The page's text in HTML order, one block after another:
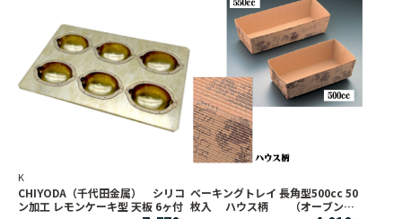
K
CHIYODA（千代田金属） シリコ
ン加工 レモンケーキ型 天板 6ヶ付
ベーキングトレイ 長角型500cc 50
枚入 ハウス柄 （オーブン焼